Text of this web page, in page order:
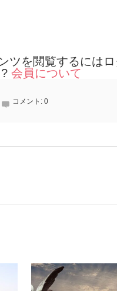
ツを閲覧するには
会員について
コメント: 0